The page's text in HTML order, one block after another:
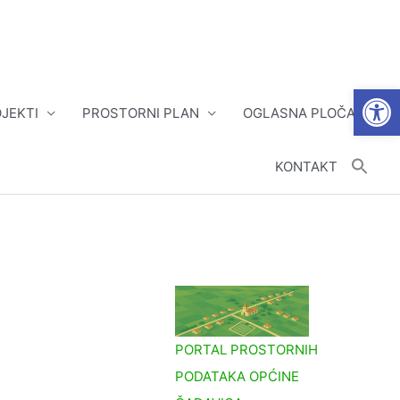
PROSTORNI PLAN OGLASNA PLOČA
KONTAKT
PORTAL PROSTORNIH
PODATAKA OPĆINE